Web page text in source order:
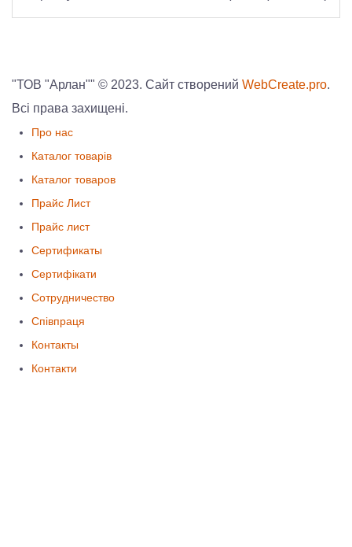
"ТОВ "Арлан"" © 2023. Сайт створений WebCreate.pro.
Всі права захищені.
Про нас
Каталог товарів
Каталог товаров
Прайс Лист
Прайс лист
Сертификаты
Сертифікати
Сотрудничество
Співпраця
Контакты
Контакти